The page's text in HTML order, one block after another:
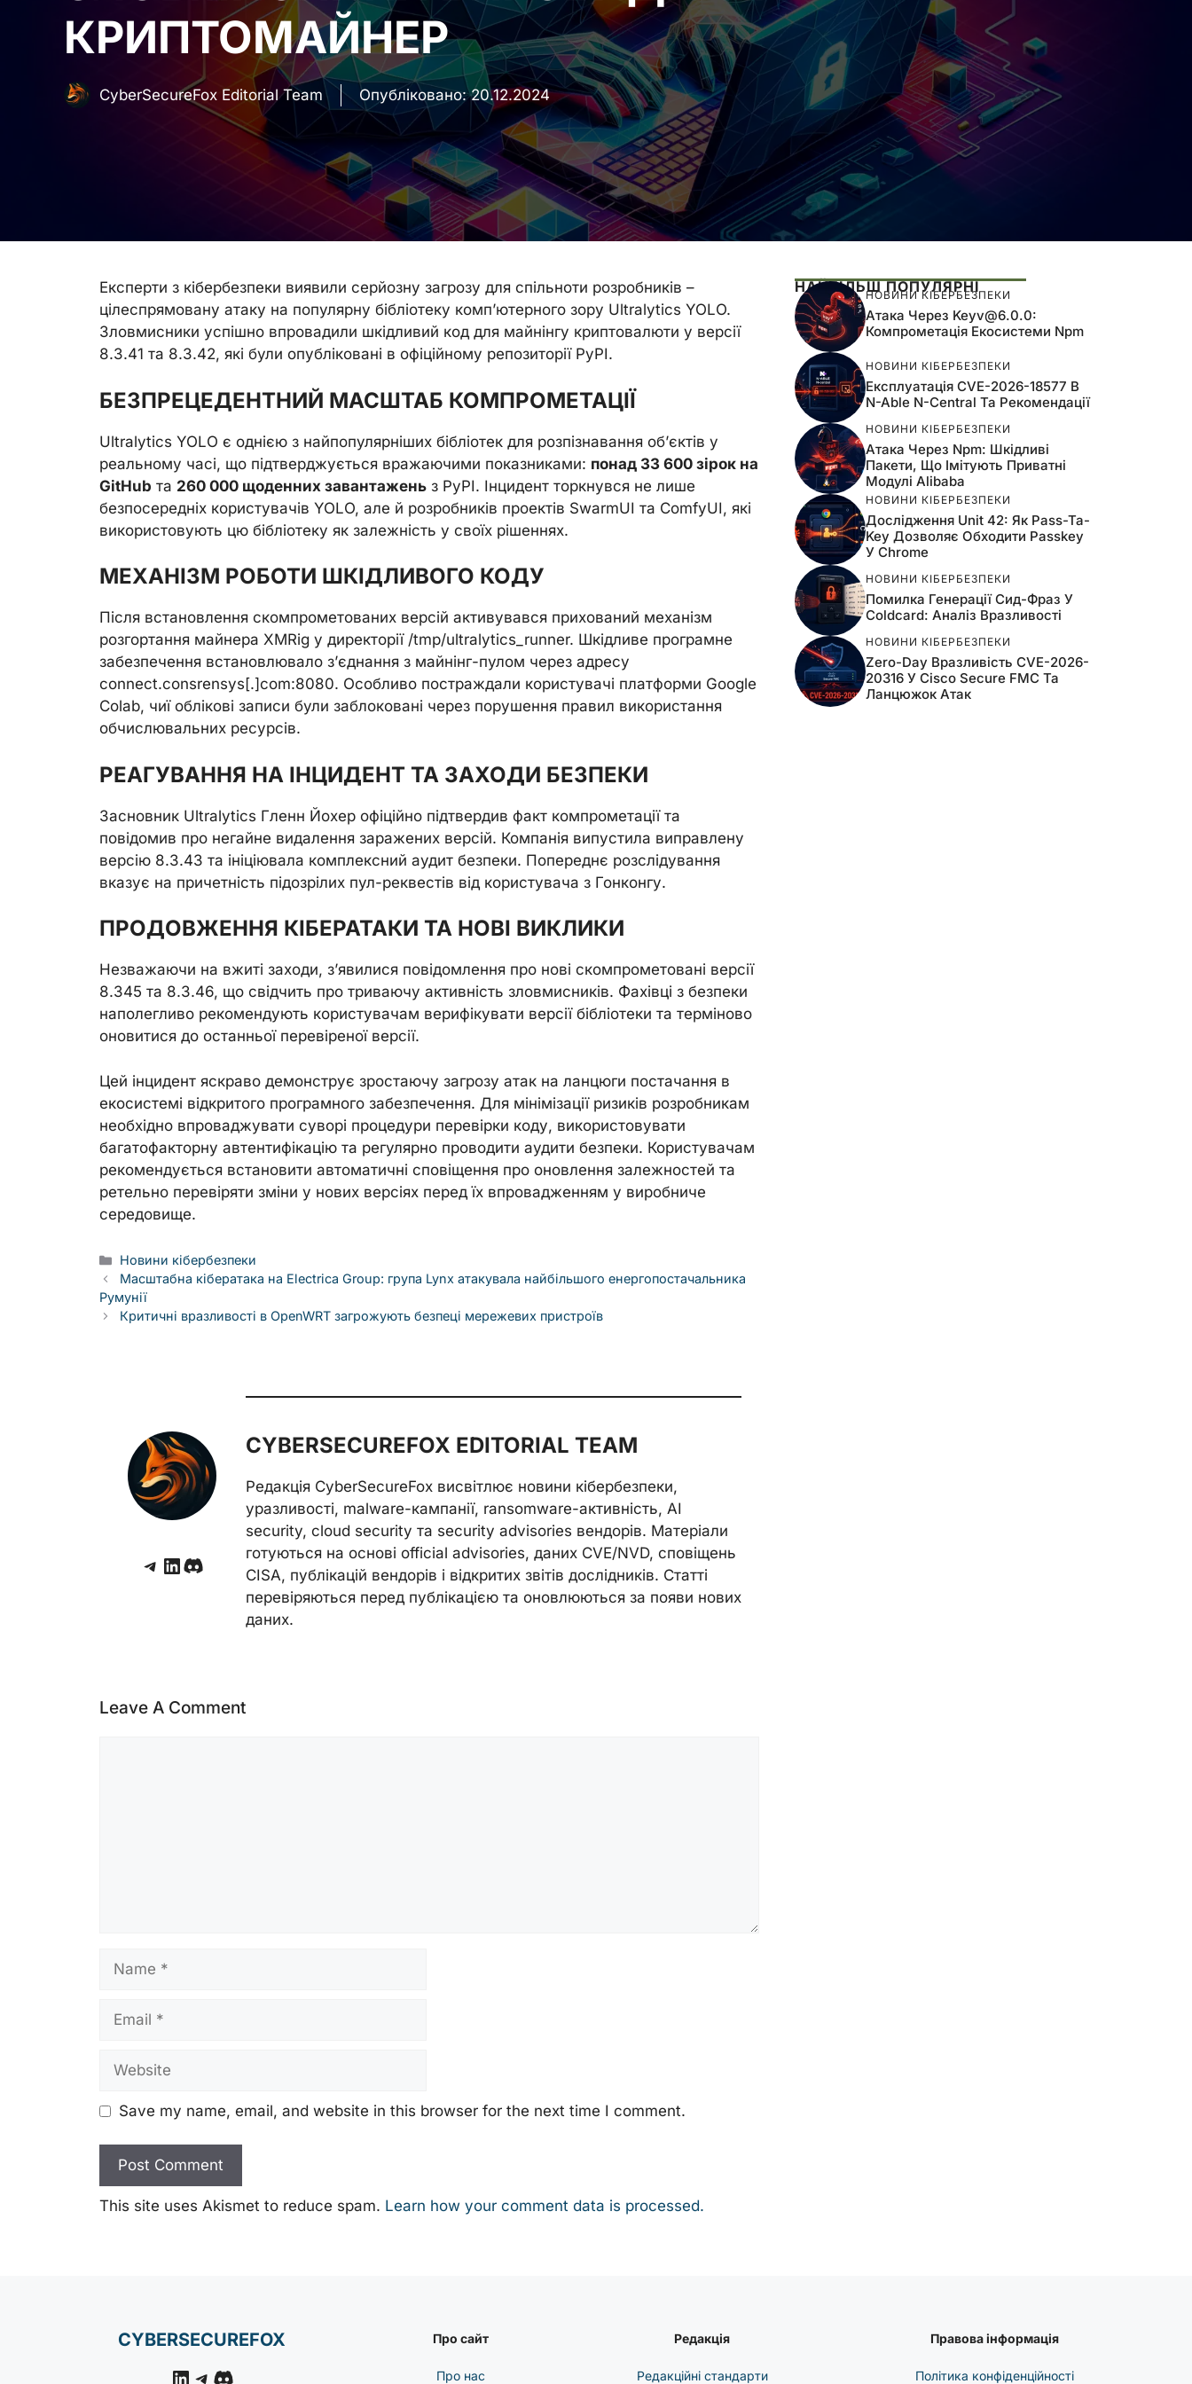
КРИПТОМАЙНЕР
CyberSecureFox Editorial Team Опубліковано:20.12.2024
Експерти з кібербезпеки виявили серйозну загрозу для спільноти розробників –
цілеспрямовану атаку на популярну бібліотеку комп’ютерного зору Ultralytics YOLO.
Зловмисники успішно впровадили шкідливий код для майнінгу криптовалюти у версії
8.3.41 та 8.3.42, які були опубліковані в офіційному репозиторії PyPI.
БЕЗПРЕЦЕДЕНТНИЙ МАСШТАБ КОМПРОМЕТАЦІЇ
Ultralytics YOLO є однією з найпопулярніших бібліотек для розпізнавання об’єктів у
реальному часі, що підтверджується вражаючими показниками: понад 33 600 зірок на
GitHub та 260 000 щоденних завантажень з PyPI. Інцидент торкнувся не лише
безпосередніх користувачів YOLO, але й розробників проектів SwarmUI та ComfyUI, які
використовують цю бібліотеку як залежність у своїх рішеннях.
МЕХАНІЗМ РОБОТИ ШКІДЛИВОГО КОДУ
Після встановлення скомпрометованих версій активувався прихований механізм
розгортання майнера XMRig у директорії /tmp/ultralytics_runner. Шкідливе програмне
забезпечення встановлювало з’єднання з майнінг-пулом через адресу
connect.consrensys[.]com:8080. Особливо постраждали користувачі платформи Google
Colab, чиї облікові записи були заблоковані через порушення правил використання
обчислювальних ресурсів.
РЕАГУВАННЯ НА ІНЦИДЕНТ ТА ЗАХОДИ БЕЗПЕКИ
Засновник Ultralytics Гленн Йохер офіційно підтвердив факт компрометації та
повідомив про негайне видалення заражених версій. Компанія випустила виправлену
версію 8.3.43 та ініціювала комплексний аудит безпеки. Попереднє розслідування
вказує на причетність підозрілих пул-реквестів від користувача з Гонконгу.
ПРОДОВЖЕННЯ КІБЕРАТАКИ ТА НОВІ ВИКЛИКИ
Незважаючи на вжиті заходи, з’явилися повідомлення про нові скомпрометовані версії
8.345 та 8.3.46, що свідчить про триваючу активність зловмисників. Фахівці з безпеки
наполегливо рекомендують користувачам верифікувати версії бібліотеки та терміново
оновитися до останньої перевіреної версії.
Цей інцидент яскраво демонструє зростаючу загрозу атак на ланцюги постачання в
екосистемі відкритого програмного забезпечення. Для мінімізації ризиків розробникам
необхідно впроваджувати суворі процедури перевірки коду, використовувати
багатофакторну автентифікацію та регулярно проводити аудити безпеки. Користувачам
рекомендується встановити автоматичні сповіщення про оновлення залежностей та
ретельно перевіряти зміни у нових версіях перед їх впровадженням у виробниче
середовище.
Categories
Новини кібербезпеки
Масштабна кібератака на Electrica Group: група Lynx атакувала найбільшого енергопостачальника
Румунії
Критичні вразливості в OpenWRT загрожують безпеці мережевих пристроїв
Telegram
LinkedIn
Discord
CYBERSECUREFOX EDITORIAL TEAM
Редакція CyberSecureFox висвітлює новини кібербезпеки,
уразливості, malware-кампанії, ransomware-активність, AI
security, cloud security та security advisories вендорів. Матеріали
готуються на основі official advisories, даних CVE/NVD, сповіщень
CISA, публікацій вендорів і відкритих звітів дослідників. Статті
перевіряються перед публікацією та оновлюються за появи нових
даних.
Leave A Comment
Save my name, email, and website in this browser for the next time I comment.
This site uses Akismet to reduce spam. Learn how your comment data is processed.
НАЙБІЛЬШ ПОПУЛЯРНІ
НОВИНИ КІБЕРБЕЗПЕКИ
Атака Через Keyv@6.0.0:
Компрометація Екосистеми Npm
НОВИНИ КІБЕРБЕЗПЕКИ
Експлуатація CVE-2026-18577 В
N-Able N-Central Та Рекомендації
НОВИНИ КІБЕРБЕЗПЕКИ
Атака Через Npm: Шкідливі
Пакети, Що Імітують Приватні
Модулі Alibaba
НОВИНИ КІБЕРБЕЗПЕКИ
Дослідження Unit 42: Як Pass-Ta-
Key Дозволяє Обходити Passkey
У Chrome
НОВИНИ КІБЕРБЕЗПЕКИ
Помилка Генерації Сид-Фраз У
Coldcard: Аналіз Вразливості
НОВИНИ КІБЕРБЕЗПЕКИ
Zero-Day Вразливість CVE-2026-
20316 У Cisco Secure FMC Та
Ланцюжок Атак
CYBERSECUREFOX
LinkedIn
Telegram
Discord
Про сайт
Про нас
Редакція
Редакційні стандарти
Правова інформація
Політика конфіденційності